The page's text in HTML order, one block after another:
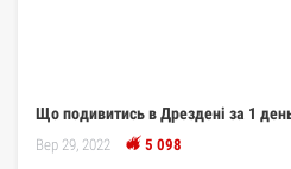
Що подивитись в Дрездені за 1
Вер 29, 2022 5 098